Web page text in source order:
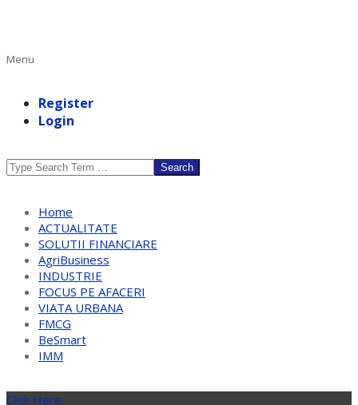
Primary
Menu
Register
Login
Search
Home
ACTUALITATE
SOLUTII FINANCIARE
AgriBusiness
INDUSTRIE
FOCUS PE AFACERI
VIATA URBANA
FMCG
BeSmart
IMM
Click Here